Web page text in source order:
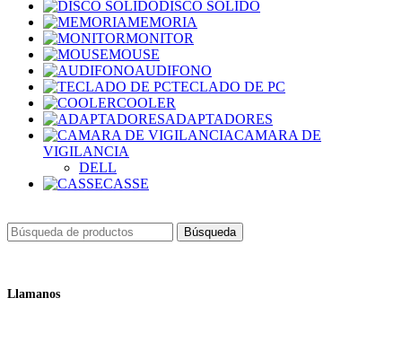
DISCO SOLIDO
MEMORIA
MONITOR
MOUSE
AUDIFONO
TECLADO DE PC
COOLER
ADAPTADORES
CAMARA DE
VIGILANCIA
DELL
CASSE
Búsqueda
Llamanos